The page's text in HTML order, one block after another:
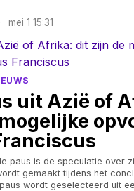
mei 1 15:31
uit Azië of
paus is de speculatie over
gemaakt tijdens het
wordt geselecteerd uit